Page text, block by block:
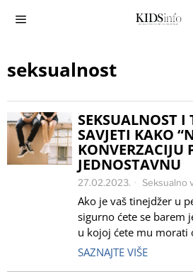
seksualnost
SEKSUALNOST I
SAVJETI KAKO
KONVERZACIJU
JEDNOSTAVNU
27.02.2023. Seksualno
Ako je vaš tinejdžer u
sigurno ćete se barem
u kojoj ćete mu morati
SAZNAJTE VIŠE